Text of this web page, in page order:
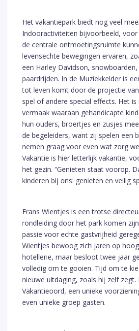
Het vakantiepark biedt nog veel
Indooractiviteiten bijvoorbeeld, voor
de centrale ontmoetingsruimte
levensechte bewegingen ervaren,
een Harley Davidson,
paardrijden. In de Muziekkelder is
tot leven komt door de projectie
spel of andere special effects. Het
vermaak waaraan gehandicapte
hun ouders, broertjes en zusjes
de begeleiders, want zij spelen een
nemen graag voor even wat zorg
Vakantie is hier letterlijk vakantie,
het gezin. “Genieten staat voorop.
kinderen bij ons: genieten en veilig
Frans Wientjes is een trotse
rondleiding door het park komen
passie voor echte gastvrijheid
Wientjes bewoog zich jaren op
hotellerie, maar besloot twee jaar
volledig om te gooien. Tijd om te
nieuwe uitdaging, zoals hij zelf
Vakantieoord, een unieke
even unieke groep gasten.